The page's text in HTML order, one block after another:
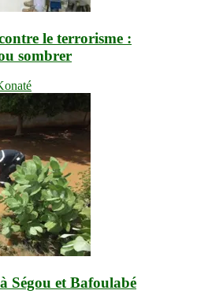
le terrorisme :
sombrer
Ségou et Bafoulabé